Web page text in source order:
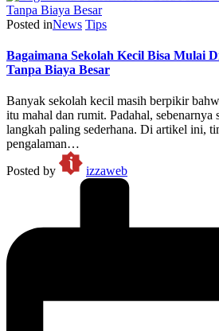
Posted inNews Tips
Bagaimana Sekolah Kecil Bisa Mulai
Tanpa Biaya Besar
Banyak sekolah kecil masih berpikir
itu mahal dan rumit. Padahal, sebenarnya
langkah paling sederhana. Di artikel ini,
pengalaman…
Posted by
izzaweb